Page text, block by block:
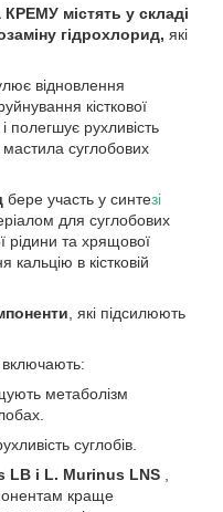
містять у складі
гідрохлорид, які
відновлення
кісткової
полегшує рухливість
суглобових
бере участь у синтезі
для суглобових
рідини та хрящової
кальцію в кістковій
, які підсилюють
метаболізм
суглобів.
LB і L. Murinus LNS
краще